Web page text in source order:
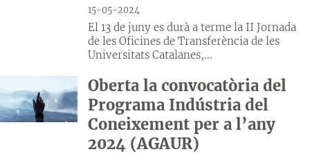
15-05-2024
El 13 de juny es durà a terme la II Jornada
de les Oficines de Transferència de les
Universitats Catalanes,...
Oberta la convocatòria del
Programa Indústria del
Coneixement per a l’any
2024 (AGAUR)